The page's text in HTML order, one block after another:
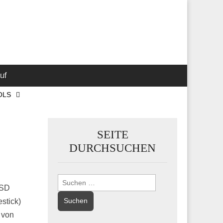
SEITE
DURCHSUCHEN
Suchen
nach: